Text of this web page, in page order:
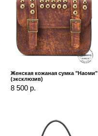
Женская кожаная сумка "Наоми"
(эксклюзив)
8 500 р.